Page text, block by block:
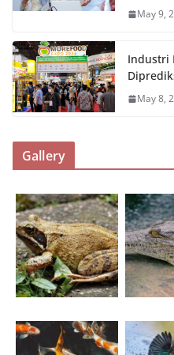
May 9,
Industri
May 8,
Gallery